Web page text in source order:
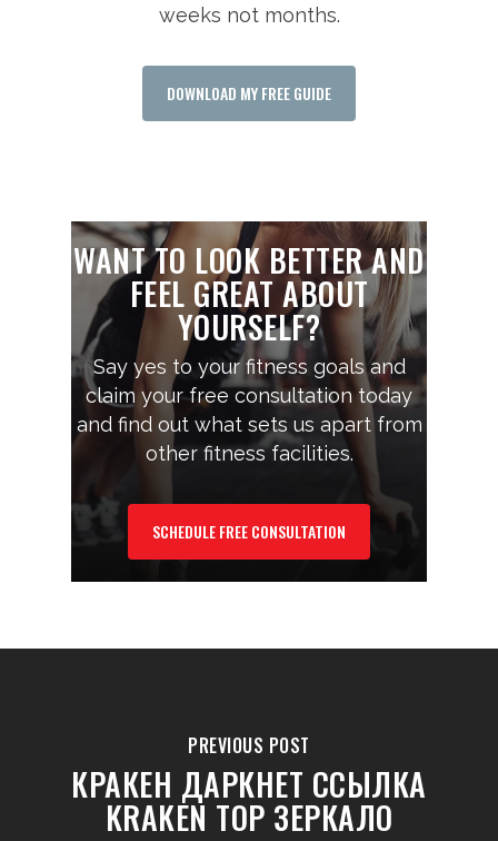
weeks not months.
DOWNLOAD MY FREE GUIDE
WANT TO LOOK BETTER AND
FEEL GREAT ABOUT
YOURSELF?
Say yes to your fitness goals and
claim your free consultation today
and find out what sets us apart from
other fitness facilities.
SCHEDULE FREE CONSULTATION
PREVIOUS POST
КРАКЕН ДАРКНЕТ ССЫЛКА
KRAKEN ТОР ЗЕРКАЛО